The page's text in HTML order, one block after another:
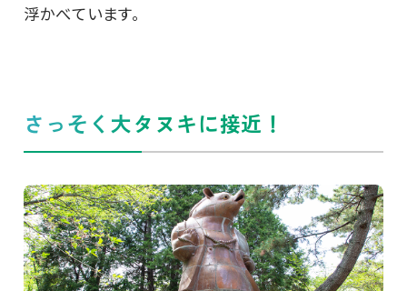
浮かべています。
さっそく大タヌキに接近！